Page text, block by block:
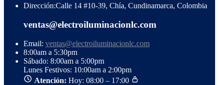
Dirección:Calle 14 #10-39, Chía, Cundinamarca, Colombia
ventas@electroiluminacionlc.com
Email: ventas@electroiluminacionlc.com
8:00am a 5:30pm
Sábado: 8:00am a 5:00pm
Lunes Festivos: 10:00am a 2:00pm
Atención: Hoy: 08:00 – 17:00